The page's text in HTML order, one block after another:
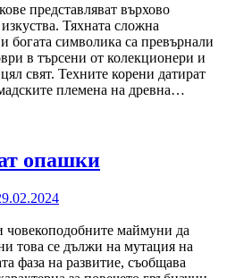
представляват върхово
Тяхната сложна
богата символика са превърнали
в търсени от колекционери и
свят. Техните корени датират
племена на древна…
опашки
човекоподобните маймуни да
това се дължи на мутация на
фаза на развитие, съобщава